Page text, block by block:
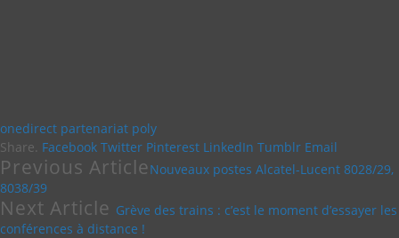
onedirect partenariat poly
Share. Facebook Twitter Pinterest LinkedIn Tumblr Email
Previous Article Nouveaux postes Alcatel-Lucent 8028/29,
8038/39
Next Article Grève des trains : c’est le moment d’essayer les
conférences à distance !